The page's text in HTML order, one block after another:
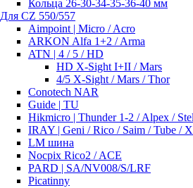
Кольца 26-30-34-35-36-40 мм
Для CZ 550/557
Aimpoint | Micro / Acro
ARKON Alfa 1+2 / Arma
ATN | 4 / 5 / HD
HD X-Sight I+II / Mars
4/5 X-Sight / Mars / Thor
Conotech NAR
Guide | TU
Hikmicro | Thunder 1-2 / Alpex /
IRAY | Geni / Rico / Saim / Tube /
LM шина
Nocpix Rico2 / ACE
PARD | SA/NV008/S/LRF
Picatinny